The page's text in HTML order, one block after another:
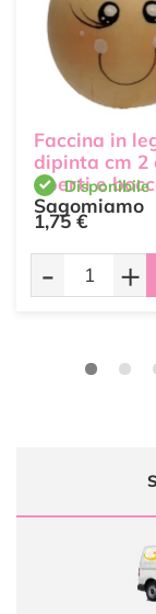
Faccina in
dipinta cm 2
aperti e
Sagomiamo
Disponibile
1,75 €
- +